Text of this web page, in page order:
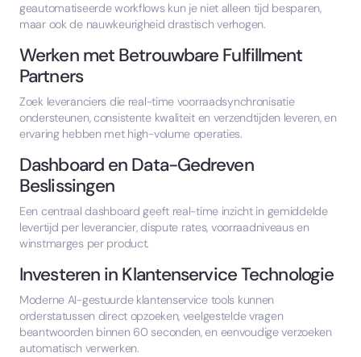
geautomatiseerde workflows kun je niet alleen tijd besparen,
maar ook de nauwkeurigheid drastisch verhogen.
Werken met Betrouwbare Fulfillment
Partners
Zoek leveranciers die real-time voorraadsynchronisatie
ondersteunen, consistente kwaliteit en verzendtijden leveren, en
ervaring hebben met high-volume operaties.
Dashboard en Data-Gedreven
Beslissingen
Een centraal dashboard geeft real-time inzicht in gemiddelde
levertijd per leverancier, dispute rates, voorraadniveaus en
winstmarges per product.
Investeren in Klantenservice Technologie
Moderne AI-gestuurde klantenservice tools kunnen
orderstatussen direct opzoeken, veelgestelde vragen
beantwoorden binnen 60 seconden, en eenvoudige verzoeken
automatisch verwerken.